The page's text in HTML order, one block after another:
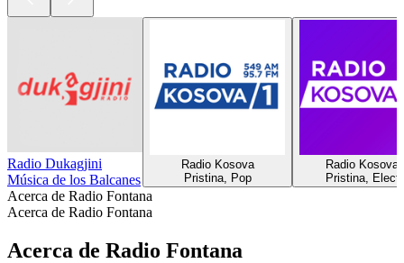
Radio Dukagjini
Música de los Balcanes
Radio Kosova
Pristina, Pop
Radio Kosova
Pristina,
Acerca de Radio Fontana
Acerca de Radio Fontana
Acerca de Radio Fontana